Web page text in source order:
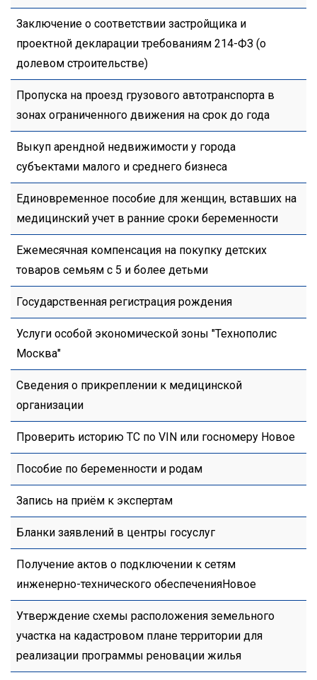
Заключение о соответствии застройщика и
проектной декларации требованиям 214-ФЗ (о
долевом строительстве)
Пропуска на проезд грузового автотранспорта в
зонах ограниченного движения на срок до года
Выкуп арендной недвижимости у города
субъектами малого и среднего бизнеса
Единовременное пособие для женщин, вставших на
медицинский учет в ранние сроки беременности
Ежемесячная компенсация на покупку детских
товаров семьям с 5 и более детьми
Государственная регистрация рождения
Услуги особой экономической зоны "Технополис
Москва"
Сведения о прикреплении к медицинской
организации
Проверить историю ТС по VIN или госномеру Новое
Пособие по беременности и родам
Запись на приём к экспертам
Бланки заявлений в центры госуслуг
Получение актов о подключении к сетям
инженерно-технического обеспеченияНовое
Утверждение схемы расположения земельного
участка на кадастровом плане территории для
реализации программы реновации жилья